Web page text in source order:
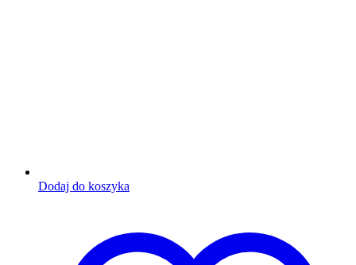
Dodaj do koszyka